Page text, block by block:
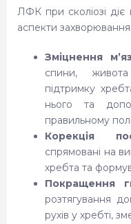
ЛФК при сколіозі діє
аспекти захворювання:
Зміцнення
спини,
підтримку
нього та
правильному
Корекція
спрямовані на
хребта та
Покращення
розтягування
рухів у хребті,